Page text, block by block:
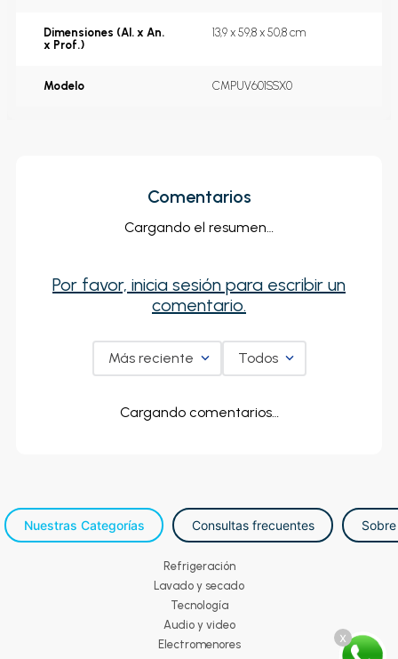
x
Dimensiones (Al. x An.
x Prof.)
13,9 x 59,8 x 50,8 cm
Modelo CMPUV601SSX0
Comentarios
Cargando el resumen…
Por favor, inicia sesión para escribir un
comentario.
Más reciente Todos
Cargando comentarios…
Nuestras Categorías Consultas frecuentes
Refrigeración
Lavado y secado
Tecnología
Audio y video
Electromenores